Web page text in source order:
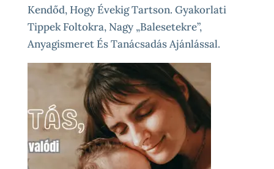
Kendőd, Hogy Évekig Tartson. Gyakorlati
Tippek Foltokra, Nagy „balesetekre”,
Anyagismeret És Tanácsadás Ajánlással.